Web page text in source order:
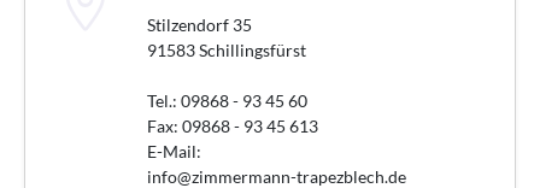
Stilzendorf 35
91583 Schillingsfürst
Tel.: 09868 - 93 45 60
Fax: 09868 - 93 45 613
E-Mail:
info@zimmermann-trapezblech.de